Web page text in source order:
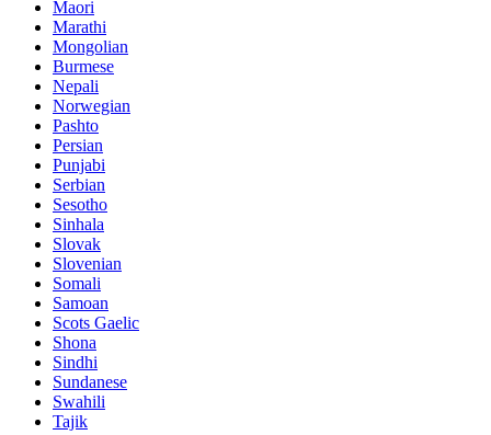
Maori
Marathi
Mongolian
Burmese
Nepali
Norwegian
Pashto
Persian
Punjabi
Serbian
Sesotho
Sinhala
Slovak
Slovenian
Somali
Samoan
Scots Gaelic
Shona
Sindhi
Sundanese
Swahili
Tajik